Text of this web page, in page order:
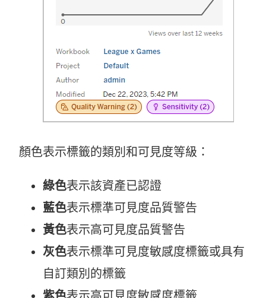
顏色表示標籤的類別和可見度等級：
綠色表示該資產已認證
藍色表示標準可見度品質警告
黃色表示高可見度品質警告
灰色表示標準可見度敏感度標籤或具有
自訂類別的標籤